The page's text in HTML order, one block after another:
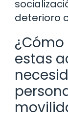
deterioro
estas